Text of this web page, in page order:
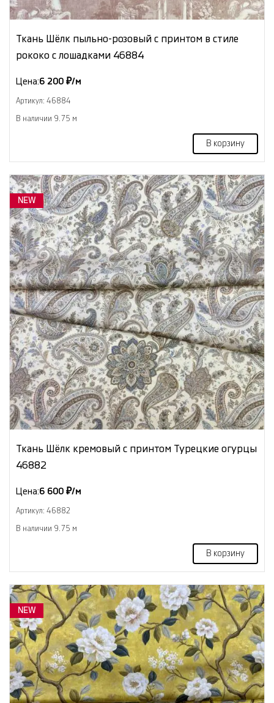
Ткань Шёлк пыльно-розовый с принтом в стиле
рококо с лошадками 46884
Цена:6 200 ₽/м
Артикул: 46884
В наличии 9.75 м
В корзину
NEW
Ткань Шёлк кремовый с принтом Турецкие огурцы
46882
Цена:6 600 ₽/м
Артикул: 46882
В наличии 9.75 м
В корзину
NEW